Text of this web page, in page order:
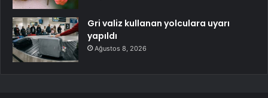
Gri valiz kullanan yolculara uyarı
yapıldı
Ağustos 8, 2026